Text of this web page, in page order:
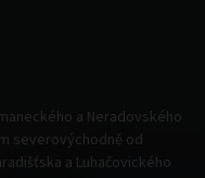
a Neradovského
severovýchodně od
a Luhačovického